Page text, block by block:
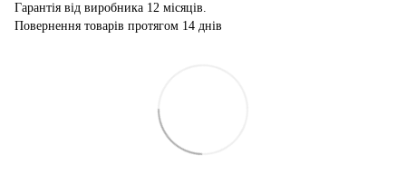
Гарантія від виробника 12 місяців.
Повернення товарів протягом 14 днів